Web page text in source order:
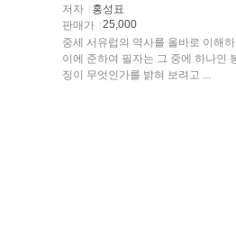
저자
홍성표
판매가
25,000
중세 서유럽의 역사를 올바로 이해
이에 준하여 필자는 그 중에 하나인
징이 무엇인가를 밝혀 보려고 ...